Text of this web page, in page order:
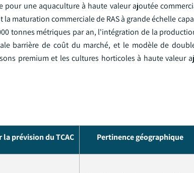
une aquaculture à haute valeur ajoutée
maturation commerciale de RAS à grande échelle
tonnes métriques par an, l'intégration de la
barrière de coût du marché, et le modèle de
premium et les cultures horticoles à haute valeur
la prévision du TCAC Pertinence géographique